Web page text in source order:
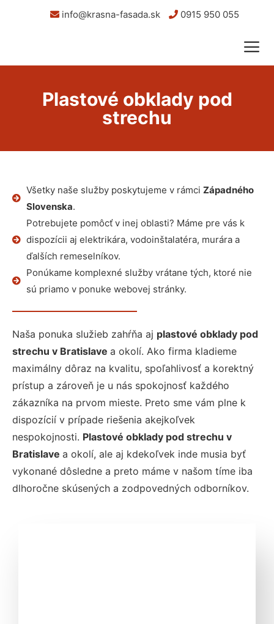
info@krasna-fasada.sk 0915 950 055
Plastové obklady pod
strechu
Všetky naše služby poskytujeme v rámci Západného
Slovenska.
Potrebujete pomôcť v inej oblasti? Máme pre vás k
dispozícii aj elektrikára, vodoinštalatéra, murára a
ďalších remeselníkov.
Ponúkame komplexné služby vrátane tých, ktoré nie
sú priamo v ponuke webovej stránky.
Naša ponuka služieb zahŕňa aj plastové obklady pod
strechu v Bratislave a okolí. Ako firma kladieme
maximálny dôraz na kvalitu, spoľahlivosť a korektný
prístup a zároveň je u nás spokojnosť každého
zákazníka na prvom mieste. Preto sme vám plne k
dispozícií v prípade riešenia akejkoľvek
nespokojnosti. Plastové obklady pod strechu v
Bratislave a okolí, ale aj kdekoľvek inde musia byť
vykonané dôsledne a preto máme v našom tíme iba
dlhoročne skúsených a zodpovedných odborníkov.